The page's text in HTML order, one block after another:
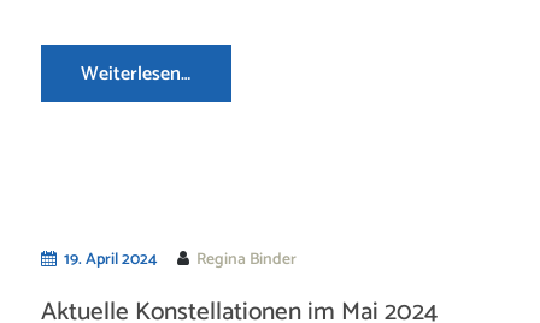
Weiterlesen…
19. April 2024 Regina Binder
Aktuelle Konstellationen im Mai 2024